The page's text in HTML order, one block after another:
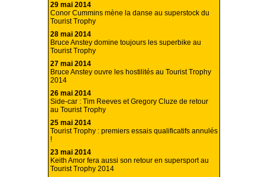
29 mai 2014
Conor Cummins mène la danse au superstock du
Tourist Trophy
28 mai 2014
Bruce Anstey domine toujours les superbike au
Tourist Trophy
27 mai 2014
Bruce Anstey ouvre les hostilités au Tourist Trophy
2014
26 mai 2014
Side-car : Tim Reeves et Gregory Cluze de retour
au Tourist Trophy
25 mai 2014
Tourist Trophy : premiers essais qualificatifs annulés
!
23 mai 2014
Keith Amor fera aussi son retour en supersport au
Tourist Trophy 2014